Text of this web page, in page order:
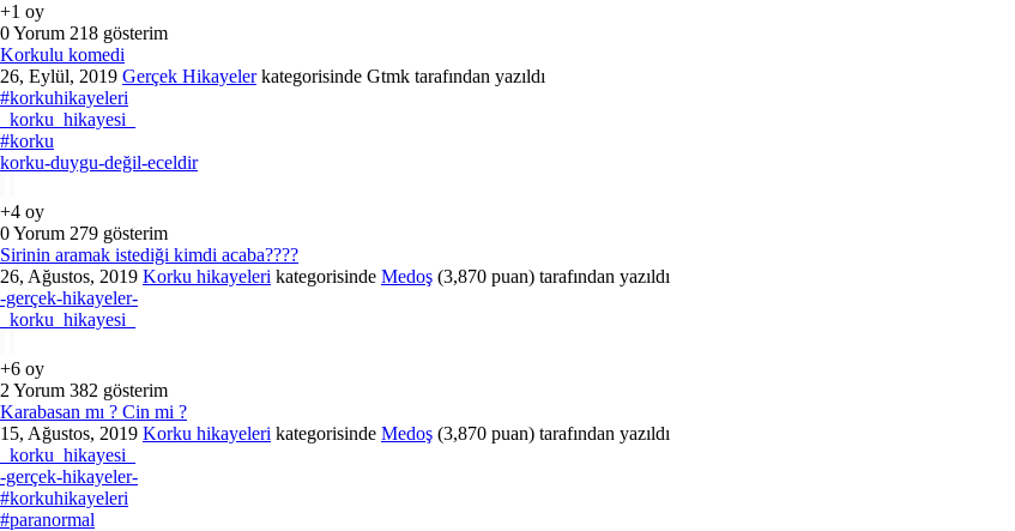
+1 oy
0Yorum 218 gösterim
Korkulu komedi
26, Eylül, 2019 Gerçek Hikayelerkategorisinde Gtmk tarafından yazıldı
#korkuhikayeleri
_korku_hikayesi_
#korku
korku-duygu-değil-eceldir
+4 oy
0Yorum 279 gösterim
Sirinin aramak istediği kimdi acaba????
26, Ağustos, 2019 Korku hikayeleri kategorisinde Medoş (3,870 puan) tarafından yazıldı
-gerçek-hikayeler-
_korku_hikayesi_
+6 oy
2 Yorum 382 gösterim
Karabasan mı ? Cin mi ?
15, Ağustos, 2019 Korku hikayeleri kategorisinde Medoş (3,870 puan) tarafından yazıldı
_korku_hikayesi_
-gerçek-hikayeler-
#korkuhikayeleri
#paranormal